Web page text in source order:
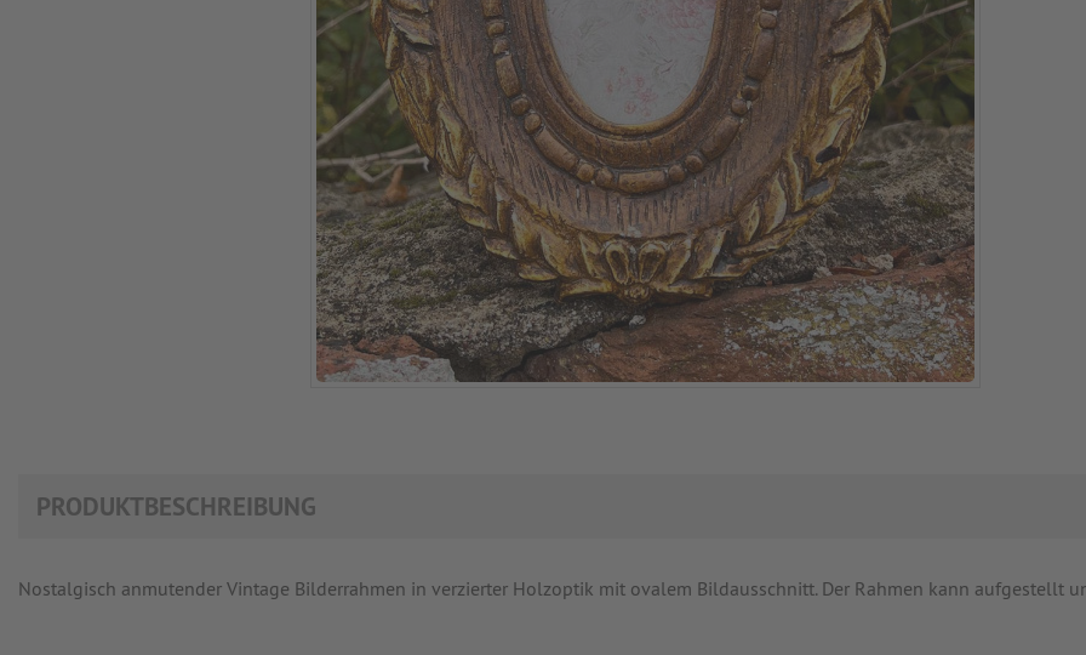
PRODUKTBESCHREIBUNG
Nostalgisch anmutender Vintage Bilderrahmen in verzierter Holzoptik mit ovalem Bildausschnitt. Der Rahmen kann aufgestellt